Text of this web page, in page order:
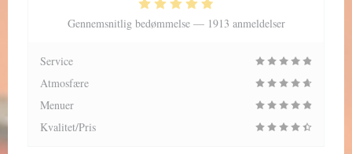
Gennemsnitlig bedømmelse — 1913 anmeldelser
Service
Atmosfære
Menuer
Kvalitet/Pris